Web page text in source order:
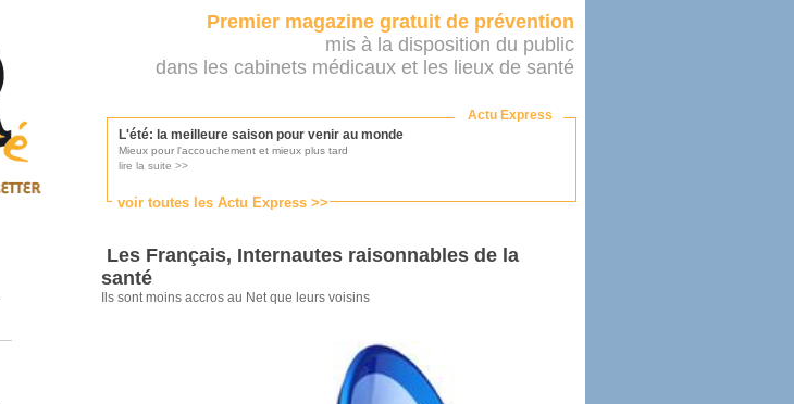
Premier magazine gratuit de prévention
mis à la disposition du public
dans les cabinets médicaux et les lieux de santé
Actu Express
voir toutes les Actu Express >>
L'été: la meilleure saison pour venir au monde
Mieux pour l'accouchement et mieux plus tard
lire la suite >>
Consultés par l'Ordre des médecins, pas par le ministère...
lire la suite >>
Les Français, Internautes raisonnables de la
santé
Ils sont moins accros au Net que leurs voisins